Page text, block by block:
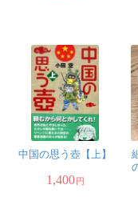
中国の思う壺【上】
1,400円